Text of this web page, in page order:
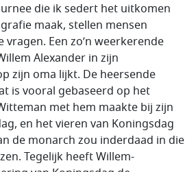
die ik sedert het uitkomen
maak, stellen mensen
Een zo’n weerkerende
Alexander in zijn
zijn oma lijkt. De heersende
is vooral gebaseerd op het
met hem maakte bij zijn
en het vieren van Koningsdag
de monarch zou inderdaad in die
Tegelijk heeft Willem-